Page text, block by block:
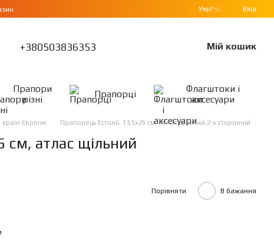
УкрРус Вхід
+380503836353 Мій кошик
Прапори
різні
Прапорці
Флагштоки і
аксесуари
Європи Прапорець Естонії, 13,5х25 см, атлас щільний,2-х сторонній
см, атлас щільний
Порівняти В бажання